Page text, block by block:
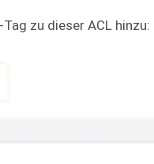
zu dieser ACL hinzu: